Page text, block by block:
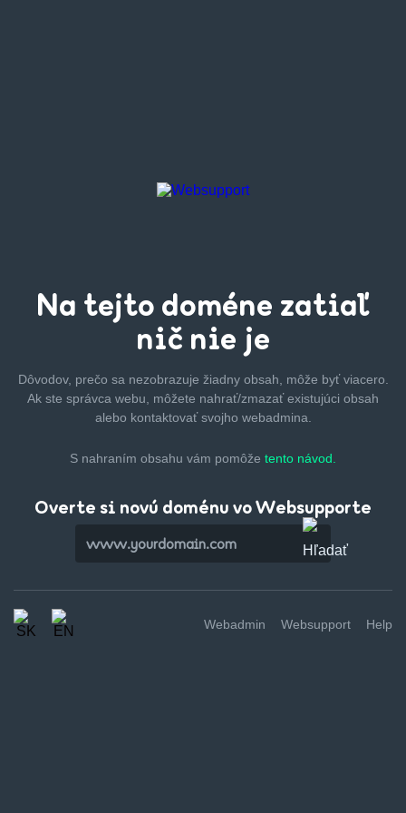
Na tejto doméne zatiaľ
nič nie je
Dôvodov, prečo sa nezobrazuje žiadny obsah, môže byťviacero.
Ak ste správca webu, môžete nahrať/zmazaťexistujúci obsah
alebo kontaktovať svojho webadmina.
S nahraním obsahu vám pomôže tento návod.
Overte si novú doménu vo Websupporte
Webadmin Websupport Help